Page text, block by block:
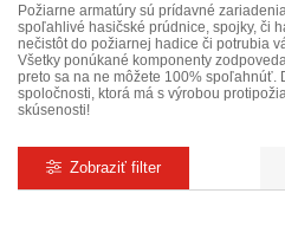
Požiarne armatúry sú prídavné
spoľahlivé hasičské prúdnice, spojky, či
nečistôt do požiarnej hadice či potrubia
Všetky ponúkané komponenty
preto sa na ne môžete 100% spoľahnúť.
spoločnosti, ktorá má s výrobou
skúsenosti!
Zobraziť filter